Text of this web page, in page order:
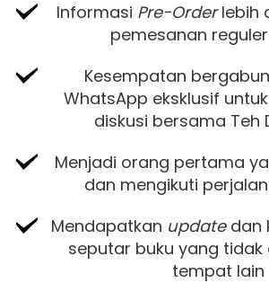
Informasi Pre-Order lebih
pemesanan
Kesempatan
WhatsApp eksklusif untuk
diskusi bersama Teh
Menjadi orang pertama
dan mengikuti
Mendapatkan update dan
seputar buku yang tidak
tempat lain